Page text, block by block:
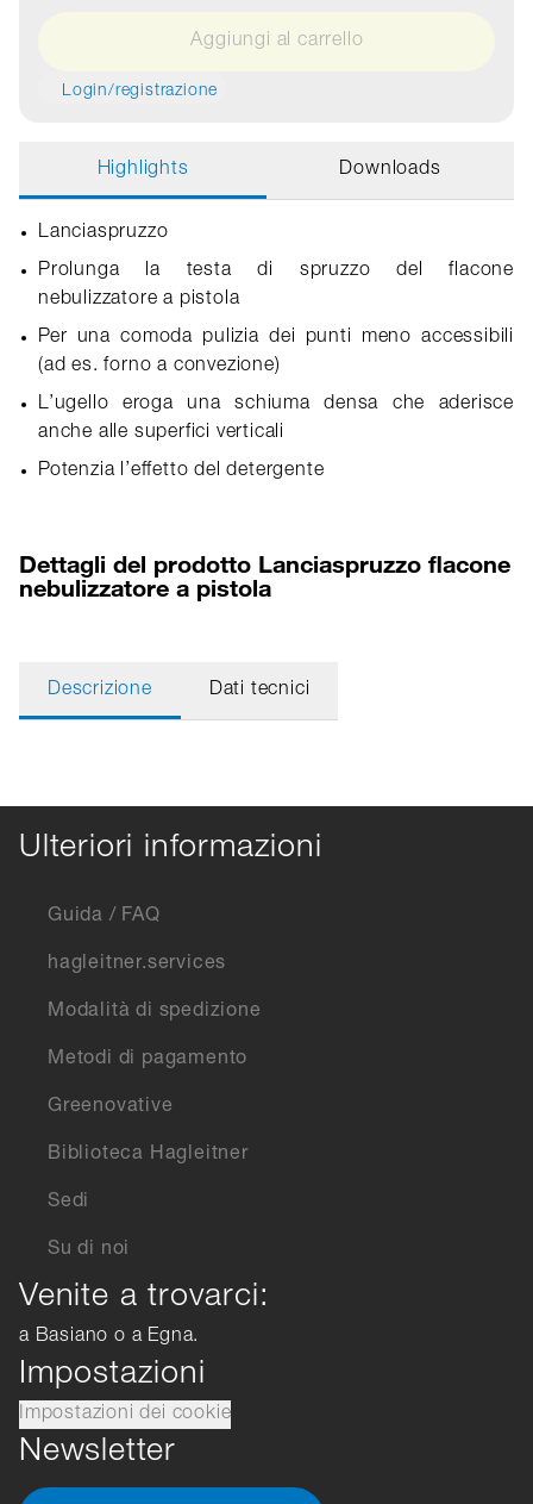
Aggiungi al carrello
Login/registrazione
Highlights Downloads
Lanciaspruzzo
Prolunga la testa di spruzzo del flacone
nebulizzatore a pistola
Per una comoda pulizia dei punti meno accessibili
(ad es. forno a convezione)
L’ugello eroga una schiuma densa che aderisce
anche alle superfici verticali
Potenzia l’effetto del detergente
Dettagli del prodotto Lanciaspruzzo flacone
nebulizzatore a pistola
Descrizione Dati tecnici
Ulteriori informazioni
Guida / FAQ
hagleitner.services
Modalità di spedizione
Metodi di pagamento
Greenovative
Biblioteca Hagleitner
Sedi
Su di noi
Venite a trovarci:
a Basiano o a Egna.
Impostazioni
Impostazioni dei cookie
Newsletter